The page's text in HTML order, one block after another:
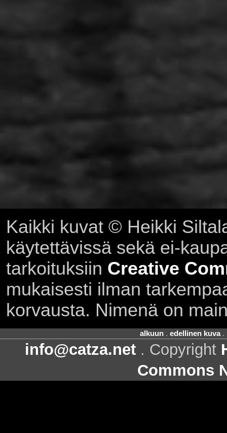
Kaikki kuvat © Heikki
käytettävissä sekä ei-
tarkoituksiin Creative
mukaisesti ilman
korvausta. Nimenä on
alkuun. edellinen kuva.
info@catza.net . Copyright
Commons